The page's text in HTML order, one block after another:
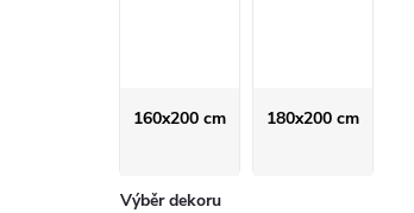
160x200 cm 180x200 cm
Výběr dekoru